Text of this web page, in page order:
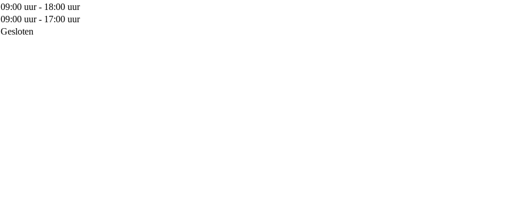
09:00 uur - 18:00 uur
09:00 uur - 17:00 uur
Gesloten